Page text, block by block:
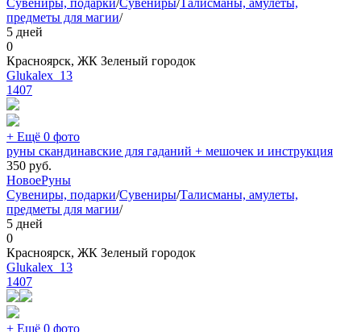
предметы для магии/
5 дней
0
Красноярск, ЖК Зеленый городок
Glukalex_13
1407
+ Ещё 0 фото
руны скандинавские для гаданий + мешочек и инструкция
350 руб.
НовоеРуны
Сувениры, подарки/Сувениры/Талисманы, амулеты,
предметы для магии/
5 дней
0
Красноярск, ЖК Зеленый городок
Glukalex_13
1407
+ Ещё 0 фото